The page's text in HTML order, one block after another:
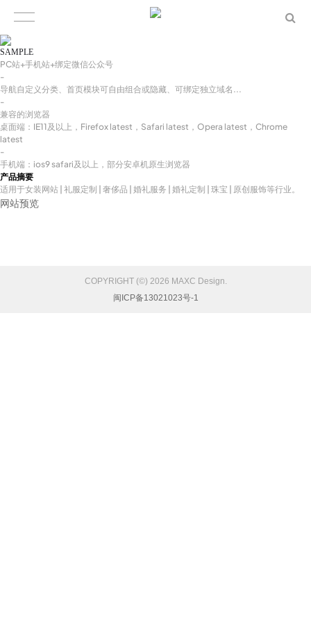
SAMPLE
PC站+手机站+绑定微信公众号
-
导航自定义分类、首页模块可自由组合或隐藏、可绑定独立域名...
-
兼容的浏览器
桌面端：IE11及以上，Firefox latest，Safari latest，Opera latest，Chrome
latest
-
手机端：ios9 safari及以上，部分安卓机原生浏览器
产品摘要
适用于女装网站 | 礼服定制 | 奢侈品 | 婚礼服务 | 婚礼定制 | 珠宝 | 原创服饰等行业。
网站预览
COPYRIGHT (©) 2026 MAXC Design.
闽ICP备13021023号-1